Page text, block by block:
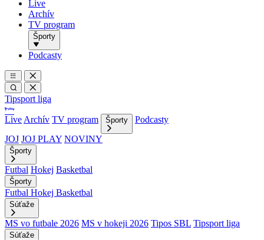
Live
Archív
TV program
Športy
Podcasty
Tipsport liga
Live Archív TV program Športy
Podcasty
JOJ JOJ PLAY NOVINY
Športy
Futbal Hokej Basketbal
Športy
Futbal Hokej Basketbal
Súťaže
MS vo futbale 2026 MS v hokeji 2026 Tipos SBL Tipsport liga
Súťaže